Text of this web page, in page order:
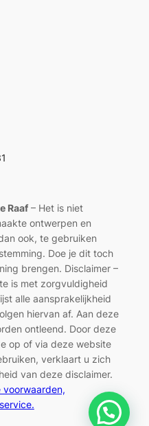
Raaf– Het is niet
ontwerpen en
ook, te gebruiken
Doe je dit toch
brengen. Disclaimer –
is met zorgvuldigheid
alle aansprakelijkheid
hiervan af. Aan deze
ontleend. Door deze
op of via deze website
verklaart u zich
van deze disclaimer.
voorwaarden,